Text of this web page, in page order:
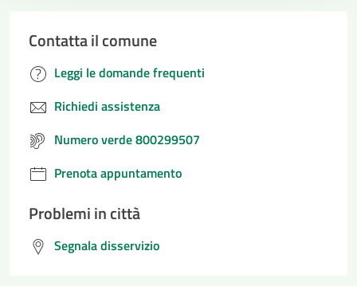
Contatta il comune
Leggi le domande frequenti
Richiedi assistenza
Numero verde 800299507
Prenota appuntamento
Problemi in città
Segnala disservizio